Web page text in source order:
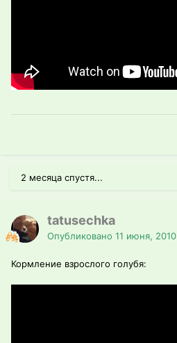
2 месяца спустя...
tatusechka
Опубликовано 11 июня, 2010
Кормление взрослого голубя: